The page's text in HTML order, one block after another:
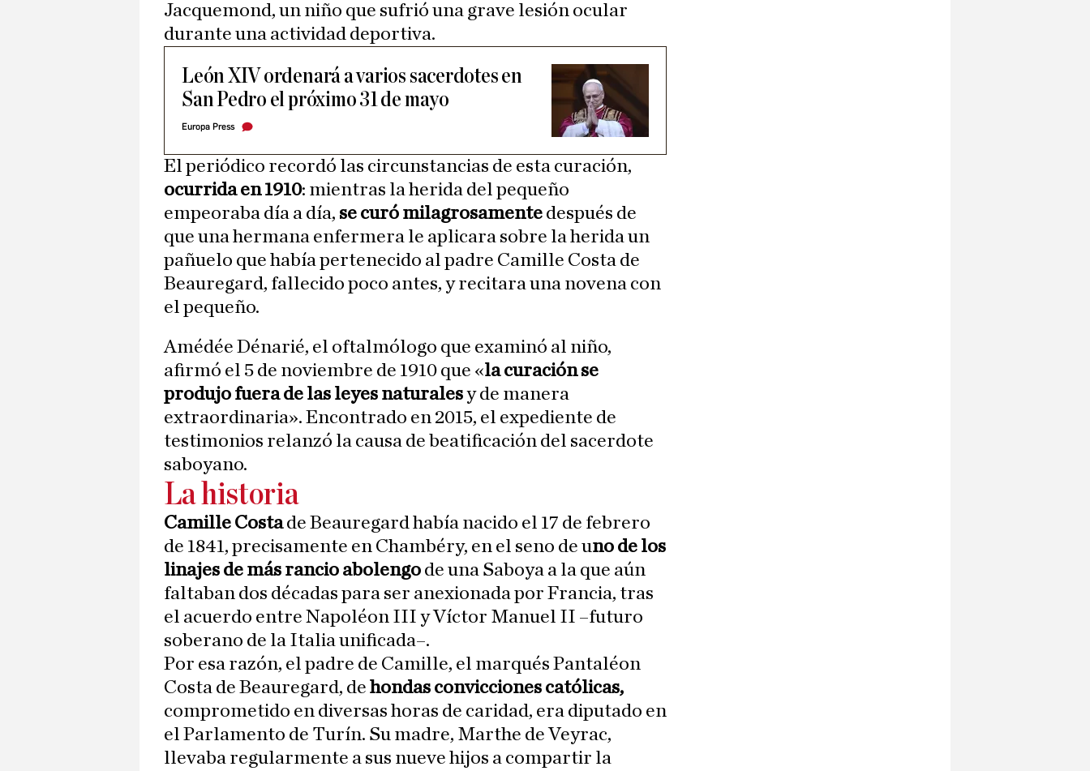
Jacquemond, un niño que sufrió una grave lesión ocular
durante una actividad deportiva.
León XIV ordenará a varios sacerdotes en
San Pedro el próximo 31 de mayo
Europa Press
El periódico recordó las circunstancias de esta curación,
ocurrida en 1910: mientras la herida del pequeño
empeoraba día a día, se curó milagrosamente después de
que una hermana enfermera le aplicara sobre la herida un
pañuelo que había pertenecido al padre Camille Costa de
Beauregard, fallecido poco antes, y recitara una novena con
el pequeño.
Amédée Dénarié, el oftalmólogo que examinó al niño,
afirmó el 5 de noviembre de 1910 que «la curación se
produjo fuera de las leyes naturalesy de manera
extraordinaria». Encontrado en 2015, el expediente de
testimonios relanzó la causa de beatificación del sacerdote
saboyano.
La historia
Camille Costade Beauregard había nacido el 17 de febrero
de 1841, precisamente en Chambéry, en el seno de uno de los
linajes de más rancio abolengo de una Saboya a la que aún
faltaban dos décadas para ser anexionada por Francia, tras
el acuerdo entre Napoléon III y Víctor Manuel II –futuro
soberano de la Italia unificada–.
Por esa razón, el padre de Camille, el marqués Pantaléon
Costa de Beauregard, de hondas convicciones católicas,
comprometido en diversas horas de caridad, era diputado en
el Parlamento de Turín. Su madre, Marthe de Veyrac,
llevaba regularmente a sus nueve hijos a compartir la